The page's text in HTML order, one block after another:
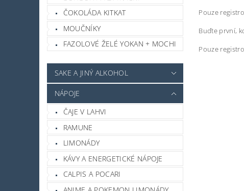
ČOKOLÁDA KITKAT
MOUČNÍKY
FAZOLOVÉ ŽELÉ YOKAN + MOCHI
SAKE A JINÝ ALKOHOL
NÁPOJE
ČAJE V LAHVI
RAMUNE
LIMONÁDY
KÁVY A ENERGETICKÉ NÁPOJE
CALPIS A POCARI
Pouze
Buďte první,
Pouze